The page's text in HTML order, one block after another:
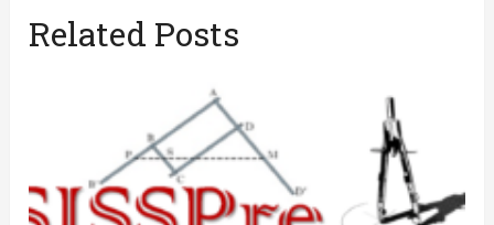
Related Posts